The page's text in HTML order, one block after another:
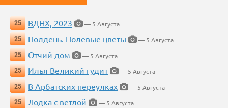
25 ВДНХ, 2023
— 5 Августа
25
Полдень. Полевые цветы
— 5 Августа
25
Отчий дом
— 5 Августа
25
Илья Великий гудит
— 5 Августа
25
В Арбатских переулках
— 5 Августа
25
Лодка с ветлой
— 5 Августа